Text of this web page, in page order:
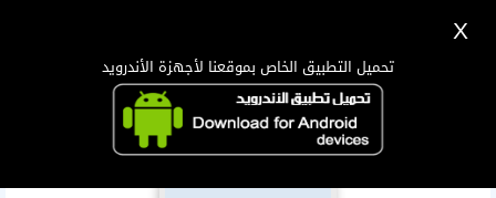
X
تحميل التطبيق الخاص بموقعنا لأجهزة الأندرويد